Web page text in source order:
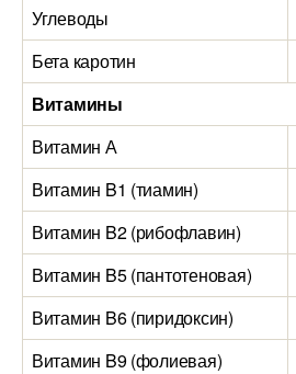
Углеводы
Бета каротин
Витамины
Витамин А
Витамин B1 (тиамин)
Витамин B2 (рибофлавин)
Витамин B5 (пантотеновая)
Витамин B6 (пиридоксин)
Витамин B9 (фолиевая)